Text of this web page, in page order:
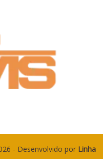
- Desenvolvido por Linha